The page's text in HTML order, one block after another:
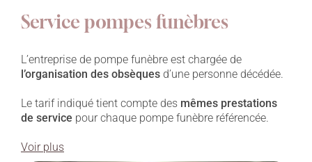
Service pompes funèbres
L’entreprise de pompe funèbre est chargée de
l’organisation des obsèques d’une personne décédée.
Le tarif indiqué tient compte des mêmes prestations
de service pour chaque pompe funèbre référencée.
Voir plus